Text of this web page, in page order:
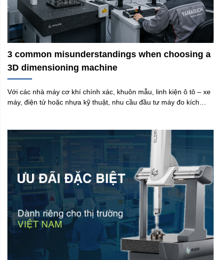
3 common misunderstandings when choosing a
3D dimensioning machine
Với các nhà máy cơ khí chính xác, khuôn mẫu, linh kiện ô tô – xe
máy, điện tử hoặc nhựa kỹ thuật, nhu cầu đầu tư máy đo kích
còn đáp ứng tốt. Tuy nhiên, ở giai đoạn lựa chọn thiết bị, nhiều
doanh nghiệp lại gặp một vấn đề khác: có quá nhiều lựa chọn,
một hệ thống “có vẻ tốt” nhưng chưa chắc phù hợp với sản phẩm
thực tế của nhà máy. Từ kinh nghiệm tư vấn thiết bị đo lường cho
các doanh nghiệp sản xuất, Yamaguchi nhận thấy có 3 hiểu lầm
rất phổ biến khi lựa chọn máy đo.